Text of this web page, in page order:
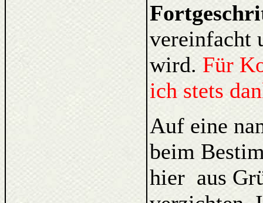
vereinfacht
wird. Für
ich stets
Auf eine
beim
hier aus